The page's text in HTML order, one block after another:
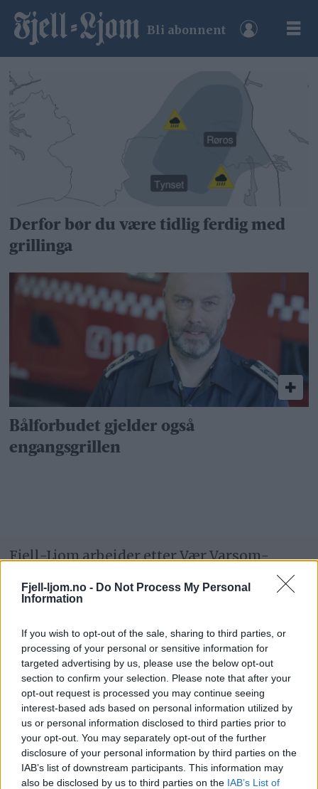
Fjell-ljom.no - Do Not Process My Personal
Information
If you wish to opt-out of the sale, sharing to third parties, or
processing of your personal or sensitive information for
targeted advertising by us, please use the below opt-out
section to confirm your selection. Please note that after your
opt-out request is processed you may continue seeing
interest-based ads based on personal information utilized by
us or personal information disclosed to third parties prior to
your opt-out. You may separately opt-out of the further
disclosure of your personal information by third parties on the
IAB’s list of downstream participants. This information may
also be disclosed by us to third parties on the IAB’s List of
Bli abonnent
Tag:
grilling
Derfor bør du være tidlig ferdig med
grillinga
Bålforbudet gjelder også
engangsgrillen
Fjell-Ljom arbeider etterVær Varsom-
medieomtale, oppfordres til å ta kontakt
med redaksjonen.
Pressens Faglige Utvalg (PFU) er et
klageorgan som behandler klager mot
mediene i presseetiske spørsmål.
For informasjon om klageadgang, se:
www.presse.no